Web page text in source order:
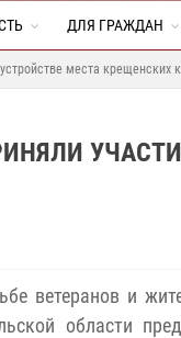
ДЛЯ ГРАЖДАН
места крещенских
ветеранов и
области